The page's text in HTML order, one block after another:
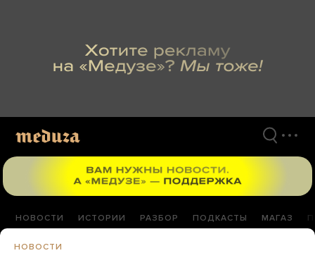
НОВОСТИ ИСТОРИИ РАЗБОР ПОДКАСТЫ МАГАЗ
НОВОСТИ